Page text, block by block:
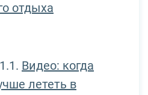
отдыха
Видео: когда
лететь в